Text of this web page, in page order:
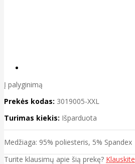
Į palyginimą
Prekės kodas: 3019005-XXL
Turimas kiekis: Išparduota
Medžiaga: 95% poliesteris, 5% Spandex
Turite klausimų apie šią prekę? Klauskite